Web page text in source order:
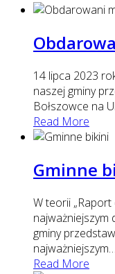
14 lipca 2023
naszej gminy
Bołszowce na
Read More
Gminne
W teorii „Raport
najważniejszym
gminy
najważniejszym…
Read More